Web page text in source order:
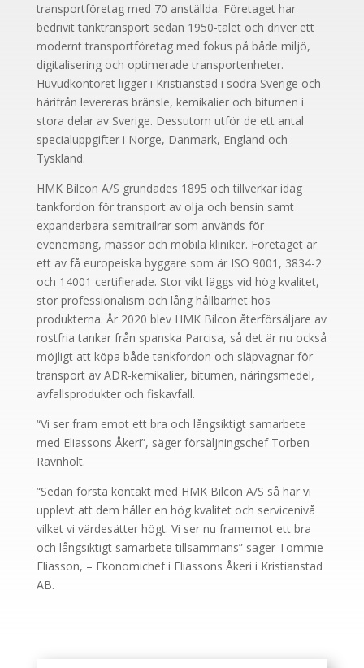
transportföretag med 70 anställda. Företaget har
bedrivit tanktransport sedan 1950-talet och driver ett
modernt transportföretag med fokus på både miljö,
digitalisering och optimerade transportenheter.
Huvudkontoret ligger i Kristianstad i södra Sverige och
härifrån levereras bränsle, kemikalier och bitumen i
stora delar av Sverige. Dessutom utför de ett antal
specialuppgifter i Norge, Danmark, England och
Tyskland.
HMK Bilcon A/S grundades 1895 och tillverkar idag
tankfordon för transport av olja och bensin samt
expanderbara semitrailrar som används för
evenemang, mässor och mobila kliniker. Företaget är
ett av få europeiska byggare som är ISO 9001, 3834-2
och 14001 certifierade. Stor vikt läggs vid hög kvalitet,
stor professionalism och lång hållbarhet hos
produkterna. År 2020 blev HMK Bilcon återförsäljare av
rostfria tankar från spanska Parcisa, så det är nu också
möjligt att köpa både tankfordon och släpvagnar för
transport av ADR-kemikalier, bitumen, näringsmedel,
avfallsprodukter och fiskavfall.
“Vi ser fram emot ett bra och långsiktigt samarbete
med Eliassons Åkeri”, säger försäljningschef Torben
Ravnholt.
“Sedan första kontakt med HMK Bilcon A/S så har vi
upplevt att dem håller en hög kvalitet och servicenivå
vilket vi värdesätter högt. Vi ser nu framemot ett bra
och långsiktigt samarbete tillsammans” säger Tommie
Eliasson, – Ekonomichef i Eliassons Åkeri i Kristianstad
AB.